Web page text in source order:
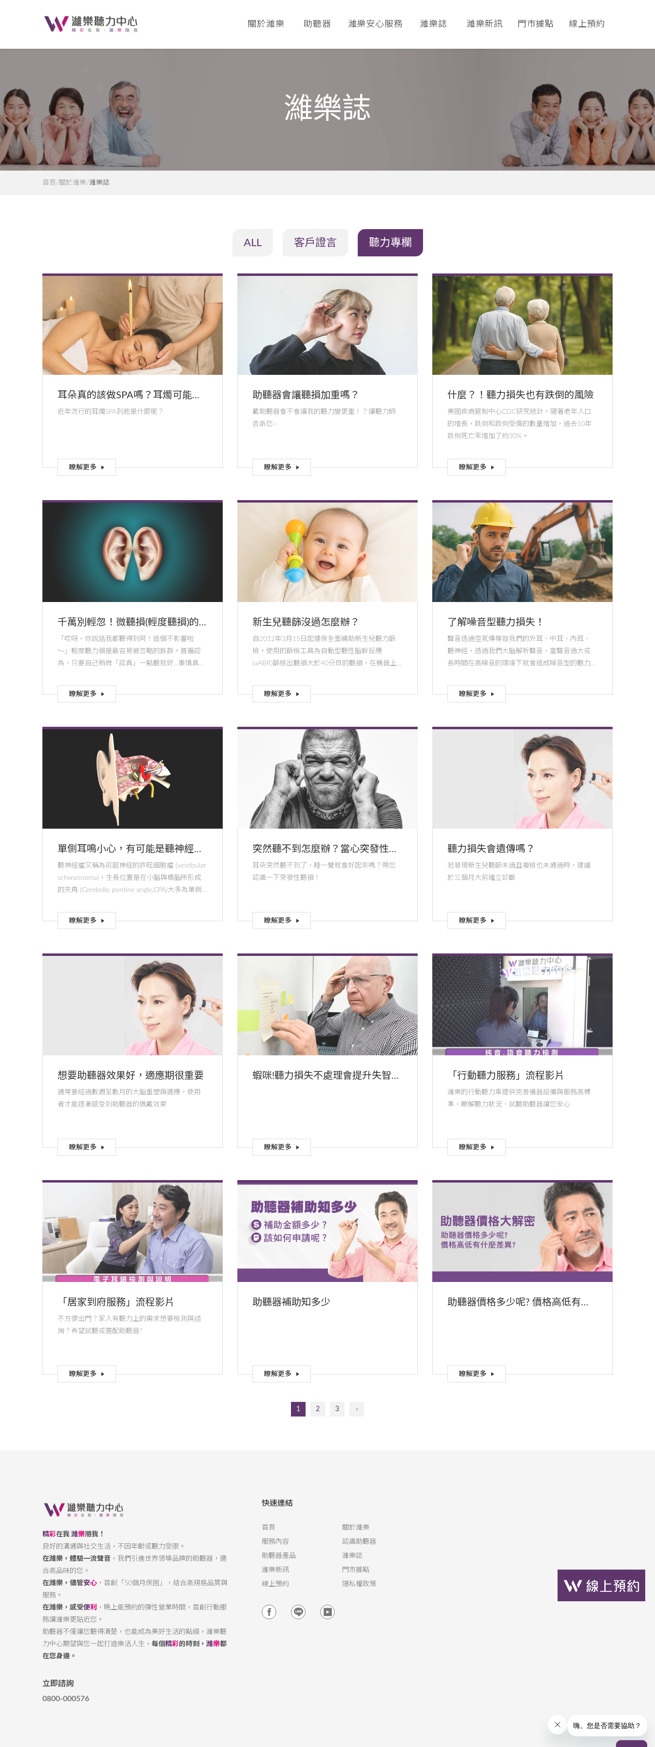
關於濰樂 助聽器 濰樂安心服務 濰樂誌 濰樂新訊 門市據點 線上預約
濰樂誌
首頁 關於濰樂 濰樂誌
ALL 客戶證言 聽力專欄
耳朵真的該做SPA嗎？耳燭可能的
併發症
近年流行的耳燭SPA到底是什麼呢？
瞭解更多
助聽器會讓聽損加重嗎？
戴助聽器會不會讓我的聽力變更重！？讓聽力師
告訴您~
瞭解更多
什麼？！聽力損失也有跌倒的風險
美國疾病管制中心CDC研究統計，隨著老年人口
的增長，跌倒和跌倒受傷的數量增加，過去10年
跌倒死亡率增加了約30%。
瞭解更多
千萬別輕忽！微聽損(輕度聽損)的
隱性影響
「哎呀，你說話我都聽得到阿！這個不影響啦
～」輕度聽力損是最容易被忽略的族群。普遍認
為，只要自己稍微「認真」一點聽就好…事情真的
瞭解更多
新生兒聽篩沒過怎麼辦？
自2012年3月15日起健保全面補助新生兒聽力篩
檢，使用的篩檢工具為自動型聽性腦幹反應
(aABR)篩檢出聽損大於40分貝的聽損，在機器上
瞭解更多
了解噪音型聽力損失！
聲音透過空氣傳導致我們的外耳、中耳、內耳、
聽神經，透過我們大腦解析聲音，當聲音過大或
長時間在高噪音的環境下就會造成噪音型的聽力
瞭解更多
單側耳鳴小心，有可能是聽神經瘤
找上身！
聽神經瘤又稱為前庭神經的許旺細胞瘤 (vestibular
schwannoma)，生長位置是在小腦與橋腦所形成
的夾角 (Cerebello pontine angle,CPA)大多為單側
瞭解更多
突然聽不到怎麼辦？當心突發性聽
損
耳朵突然聽不到了，睡一覺就會好起來嗎？帶您
認識一下突發性聽損！
瞭解更多
聽力損失會遺傳嗎？
若發現新生兒聽篩未過且複檢也未通過時，建議
於三個月大前確立診斷
瞭解更多
想要助聽器效果好，適應期很重要
通常要經過數週至數月的大腦重塑與適應，使用
者才能逐漸感受到助聽器的佩戴效果
瞭解更多
蝦咪!聽力損失不處理會提升失智症
瞭解更多
「行動聽力服務」流程影片
濰樂的行動聽力車提供完善儀器設備與服務高標
準，瞭解聽力狀況、試聽助聽器讓您安心
瞭解更多
「居家到府服務」流程影片
不方便出門？家人有聽力上的需求想要檢測與諮
詢？希望試聽或選配助聽器?
瞭解更多
助聽器補助知多少
瞭解更多
助聽器價格多少呢? 價格高低有什
瞭解更多
1 2 3
精彩在我 濰樂隨我！
良好的溝通與社交生活，不因年齡或聽力受限。
在濰樂，體驗一流聲音 ，我們引進世界領導品牌的助聽器，適
合高品味的您。
在濰樂，儘管安心 ，首創「50個月保固」，結合高規格品質與
服務。
在濰樂，感受便利 ，晚上能預約的彈性營業時間，首創行動服
務讓濰樂更貼近您。
助聽器不僅讓您聽得清楚，也能成為美好生活的點綴，濰樂聽
力中心期望與您一起打造樂活人生， 每個精彩的時刻， 濰樂都
在您身邊。
立即諮詢
0800-000576
快速連結
首頁 關於濰樂
服務內容 認識助聽器
助聽器產品 濰樂誌
濰樂新訊 門市據點
線上預約 隱私權政策